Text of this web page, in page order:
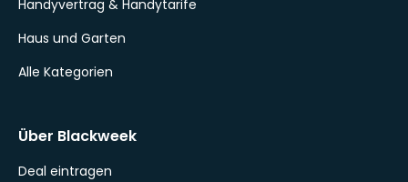
Handyvertrag & Handytarife
Haus und Garten
Alle Kategorien
Über Blackweek
Deal eintragen